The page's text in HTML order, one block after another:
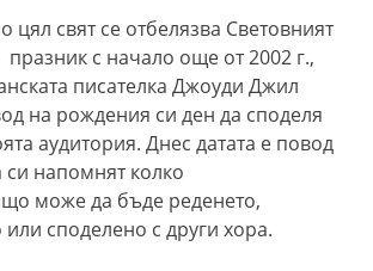
цял свят се отбелязва Световният
с начало още от 2002 г.,
писателка Джоуди Джил
на рождения си ден да споделя
аудитория. Днес датата е повод
си напомнят колко
може да бъде реденето,
или споделено с други хора.